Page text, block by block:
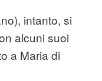
intanto, si
alcuni suoi
a Maria di